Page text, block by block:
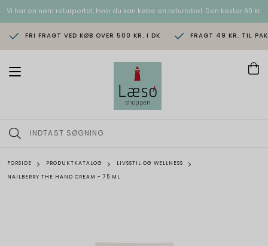
Vi har en nem returportal, hvor du kan købe en returlabel. Den koster 60 kr.
FRI FRAGT VED KØB OVER 500 KR. I DK FRAGT 49 KR. TIL
T
n
a
i
g
FORSIDE PRODUKTKATALOG
LIVSSTIL OG WELLNESS
NAILBERRY THE HAND CREAM - 75 ML